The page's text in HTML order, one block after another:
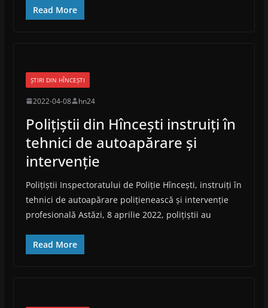
Read More
ȘTIRI DIN HÎNCEȘTI
2022-04-08 hn24
Polițiștii din Hîncești instruiți în
tehnici de autoapărare și
intervenție
Polițiștii Inspectoratului de Poliție Hîncești, instruiți în
tehnici de autoapărare polițienească și intervenție
profesională Astăzi, 8 aprilie 2022, polițiștii au
Read More